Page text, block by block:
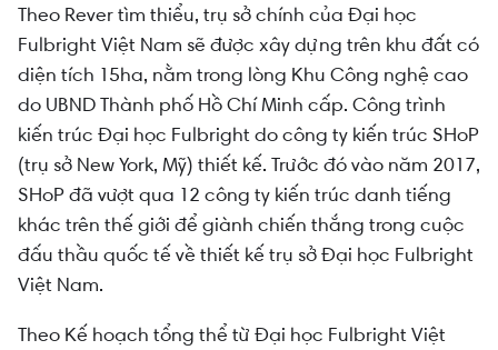
Theo Rever tìm thiểu, trụ sở chính của Đại học
Fulbright Việt Nam sẽ được xây dựng trên khu đất có
diện tích 15ha, nằm trong lòng Khu Công nghệ cao
do UBND Thành phố Hồ Chí Minh cấp. Công trình
kiến trúc Đại học Fulbright do công ty kiến trúc SHoP
(trụ sở New York, Mỹ) thiết kế. Trước đó vào năm 2017,
SHoP đã vượt qua 12 công ty kiến trúc danh tiếng
khác trên thế giới để giành chiến thắng trong cuộc
đấu thầu quốc tế về thiết kế trụ sở Đại học Fulbright
Việt Nam.
Theo Kế hoạch tổng thể từ Đại học Fulbright Việt